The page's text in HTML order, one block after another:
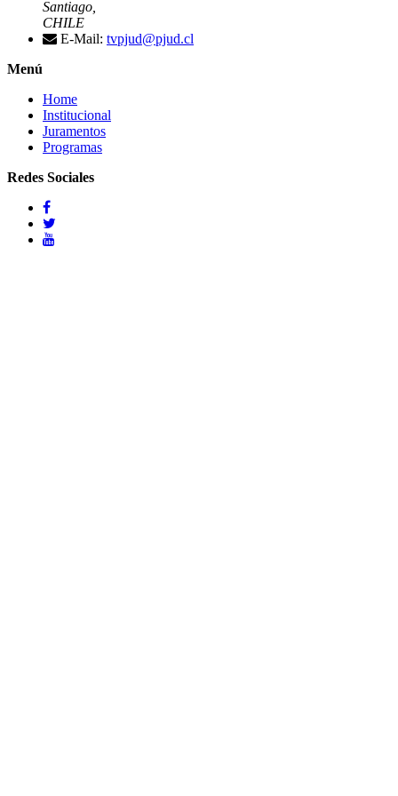
Santiago,
CHILE
E-Mail: tvpjud@pjud.cl
Menú
Home
Institucional
Juramentos
Programas
Redes Sociales